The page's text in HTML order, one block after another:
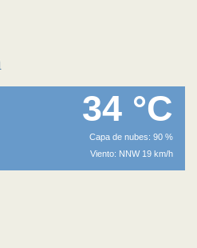
34 °C
Capa de nubes: 90 %
Viento: NNW 19 km/h